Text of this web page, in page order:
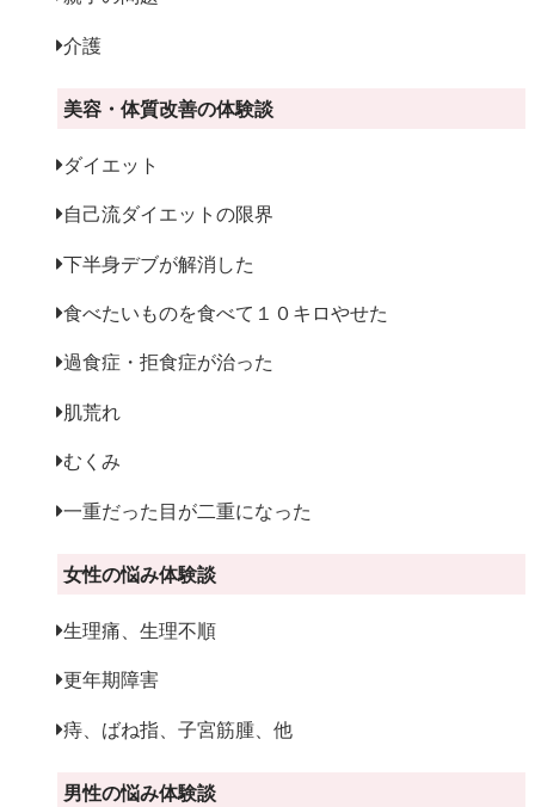
介護
美容・体質改善の体験談
ダイエット
自己流ダイエットの限界
下半身デブが解消した
食べたいものを食べて１０キロやせた
過食症・拒食症が治った
肌荒れ
むくみ
一重だった目が二重になった
女性の悩み体験談
生理痛、生理不順
更年期障害
痔、ばね指、子宮筋腫、他
男性の悩み体験談